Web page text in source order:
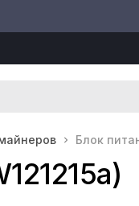
Блок